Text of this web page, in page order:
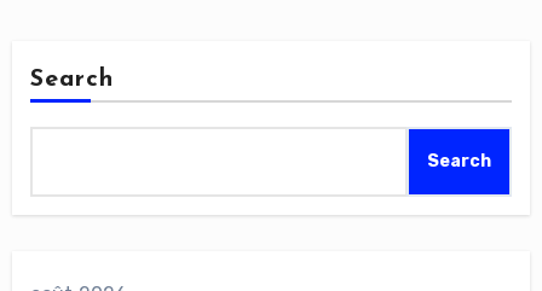
Search
Search